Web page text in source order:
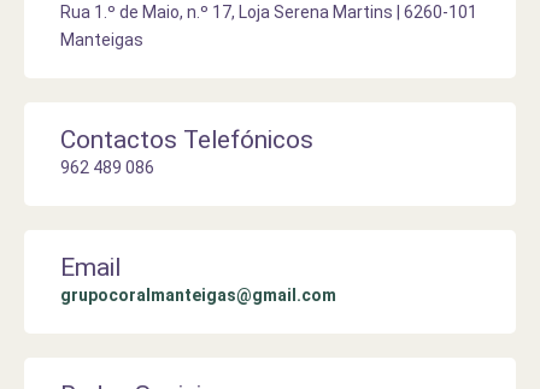
Rua 1.º de Maio, n.º 17, Loja Serena Martins | 6260-101
Manteigas
Contactos Telefónicos
962 489 086
Email
grupocoralmanteigas@gmail.com